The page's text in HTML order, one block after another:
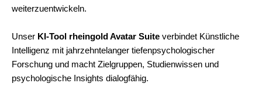
weiterzuentwickeln.
Unser KI-Tool rheingold Avatar Suite verbindet Künstliche
Intelligenz mit jahrzehntelanger tiefenpsychologischer
Forschung und macht Zielgruppen, Studienwissen und
psychologische Insights dialogfähig.